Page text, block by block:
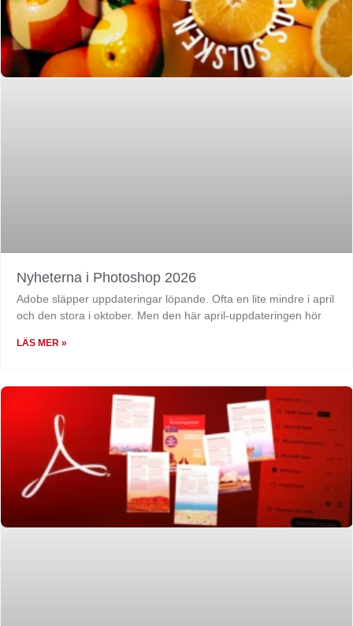
Nyheterna i Photoshop 2026
Adobe släpper uppdateringar löpande. Ofta en lite mindre i april
och den stora i oktober. Men den här april-uppdateringen hör
LÄS MER »